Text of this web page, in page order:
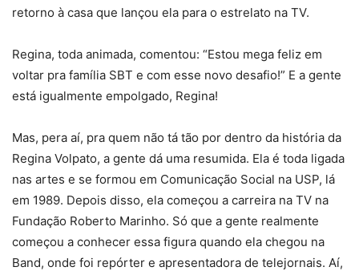
retorno à casa que lançou ela para o estrelato na TV.
Regina, toda animada, comentou: “Estou mega feliz em
voltar pra família SBT e com esse novo desafio!” E a gente
está igualmente empolgado, Regina!
Mas, pera aí, pra quem não tá tão por dentro da história da
Regina Volpato, a gente dá uma resumida. Ela é toda ligada
nas artes e se formou em Comunicação Social na USP, lá
em 1989. Depois disso, ela começou a carreira na TV na
Fundação Roberto Marinho. Só que a gente realmente
começou a conhecer essa figura quando ela chegou na
Band, onde foi repórter e apresentadora de telejornais. Aí,